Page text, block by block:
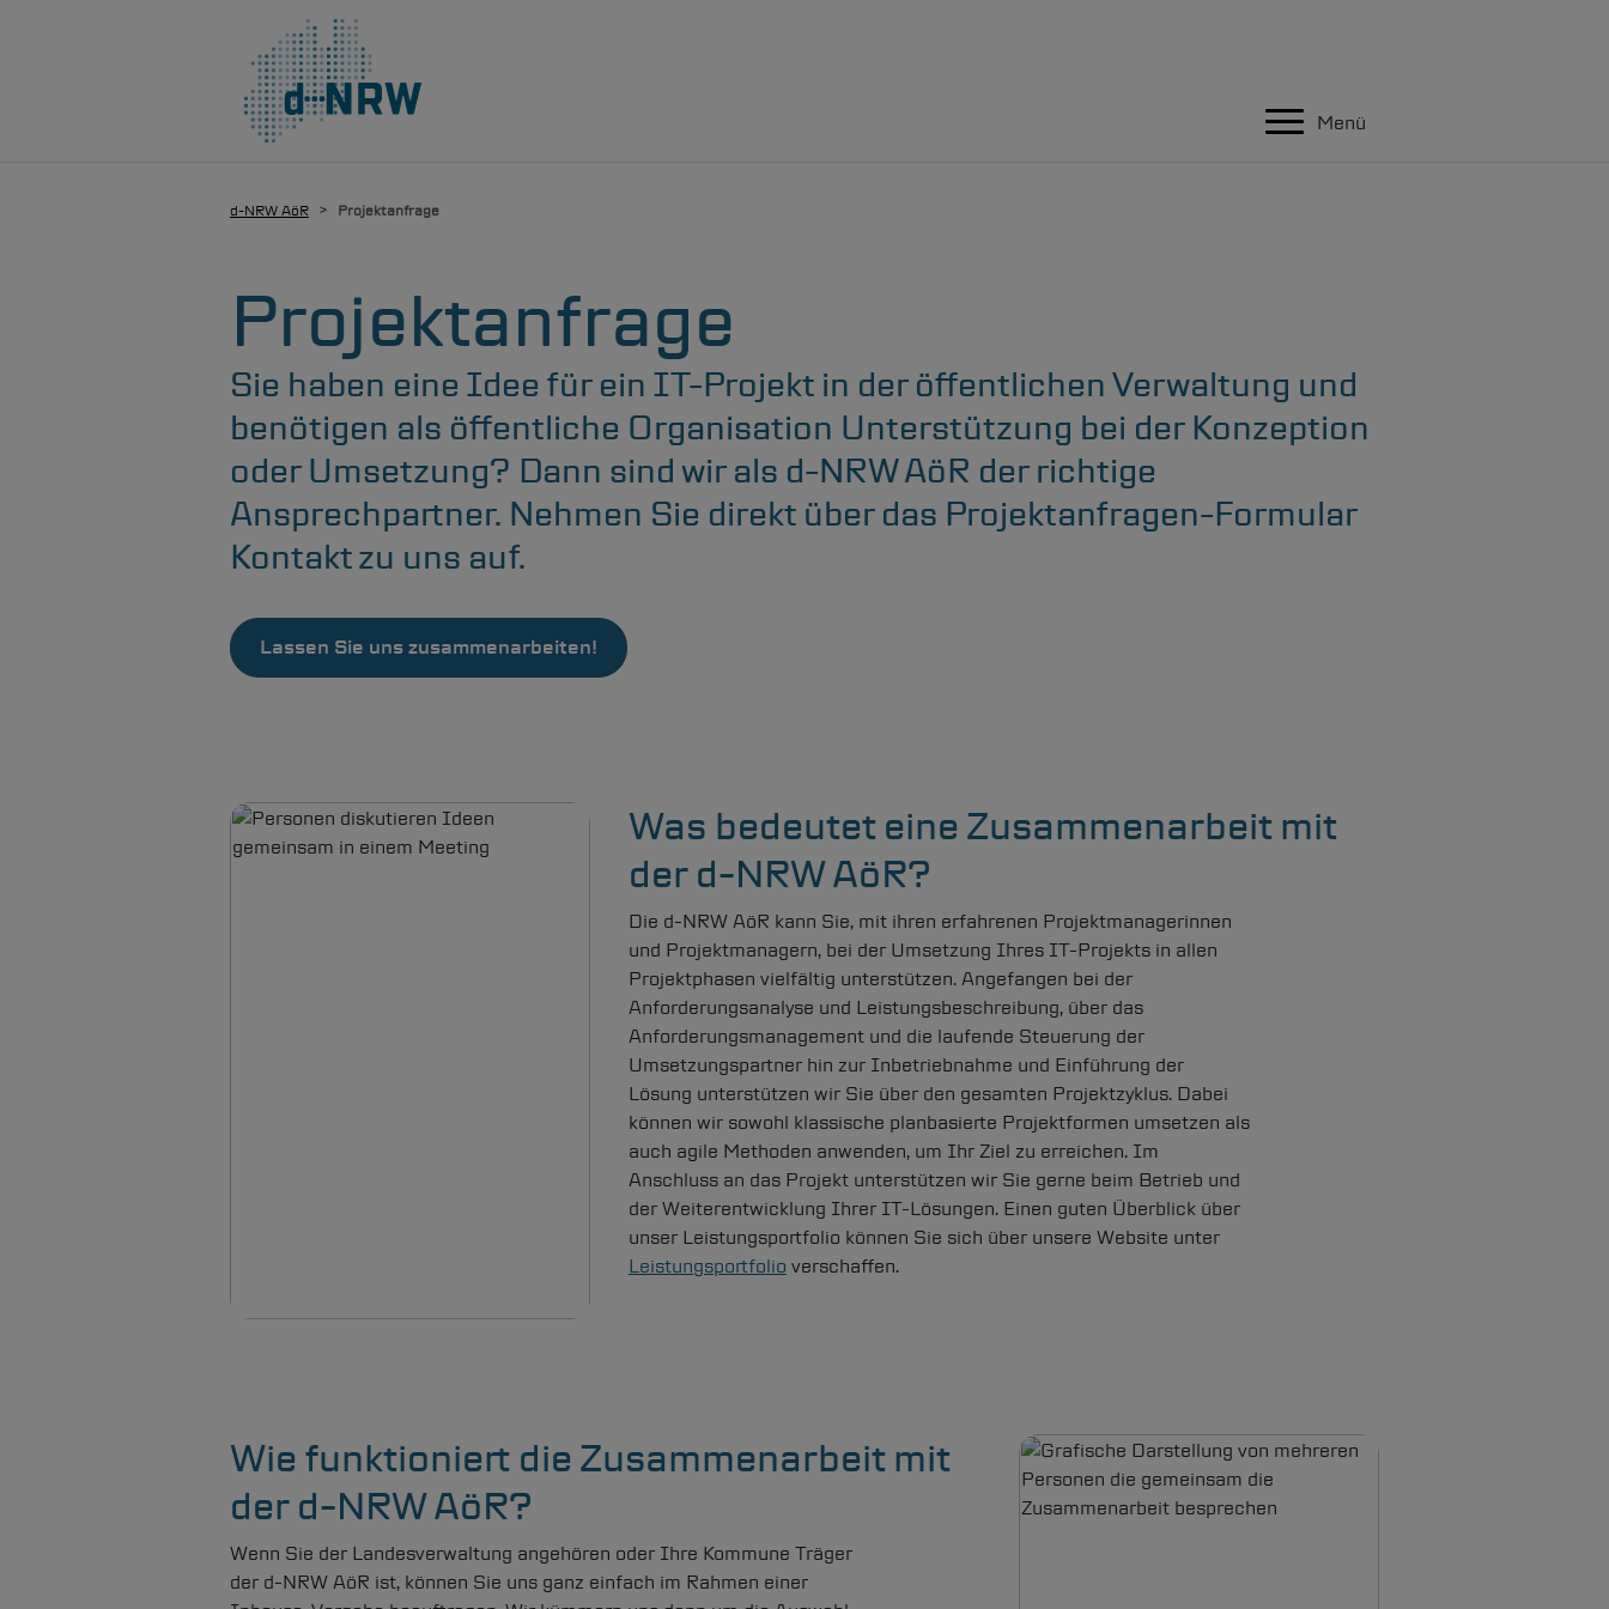
Menü
Hauptnavigation
Informationen zur Barrierefreiheit
Leichte Sprache
d-NRWAöR Projektanfrage
Projektanfrage
Sie haben eine Idee für ein IT-Projekt in der öffentlichen Verwaltung und
benötigen als öffentliche Organisation Unterstützung bei der Konzeption
oder Umsetzung? Dann sind wir als d-NRWAöR der richtige
Ansprechpartner. Nehmen Sie direkt über das Projektanfragen-Formular
Kontakt zu uns auf.
Lassen Sie uns zusammenarbeiten!
Bild
Was bedeutet eine Zusammenarbeit mit
derd-NRWAöR?
Die d-NRWAöR kann Sie, mit ihren erfahrenen Projektmanagerinnen
und Projektmanagern, bei der Umsetzung Ihres IT-Projekts in allen
Projektphasen vielfältig unterstützen. Angefangen bei der
Anforderungsanalyse und Leistungsbeschreibung, über das
Anforderungsmanagement und die laufende Steuerung der
Umsetzungspartner hin zur Inbetriebnahme und Einführung der
Lösung unterstützen wir Sie über den gesamten Projektzyklus. Dabei
können wir sowohl klassische planbasierte Projektformen umsetzen als
auch agile Methoden anwenden, um Ihr Ziel zu erreichen. Im
Anschluss an das Projekt unterstützen wir Sie gerne beim Betrieb und
der Weiterentwicklung Ihrer IT-Lösungen. Einen guten Überblick über
unser Leistungsportfolio können Sie sich über unsere Website unter
Leistungsportfolio verschaffen.
Wie funktioniert die Zusammenarbeit mit
derd-NRWAöR?
Wenn Sie der Landesverwaltung angehören oder Ihre Kommune Träger
der d-NRWAöR ist, können Sie uns ganz einfach im Rahmen einer
Bild